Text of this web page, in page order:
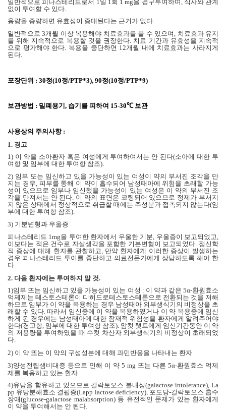
일반적으로 피나스테리드로서 1 일 1 회 1 mg을 경구투여하며 식사와 관계
없이 투여할 수 있다
용량을 증량하면 유효성이 증대된다는 근거가 없다.
일반적으로 3개월 이상 복용해야 치료효과를 볼 수 있으며
치료효과 유지
를 위해 지속적으로 복용할 것을 권장한다 치료 기간과 유효성을 지속적
으로 평가해야 한다 복용을 중단하면 12개월 내에 치료효과는 사라지게
된다
포장단위 : 30정(10정/PTP*3), 90정(10정/PTP*9)
보관방법 : 밀폐용기 , 습기를 피하여 15-30℃ 보관
사용상의 주의사항:
1. 경고
1) 이 약을 소아환자 혹은 여성에게 투여하여서는 안 된다(소아에 대한 투
여항 및 임부에 대한 투여항 참조).
2) 임부 또는 임신하고 있을 가능성이 있는 여성이 약의 부서진 조각을 만
지는 경우 피부를 통해 이 약이 흡수되어 남성태아에 위험을 초래할 가능
성이 있으므로 임부나 임신했을 가능성이 있는 여성은 이 약의 부서진 조
각을 만져서는 안 된다 이 약의 표면은 코팅되어 있으므로 정제가 부서지
지 않은 상태에서 정상적으로 취급할 때에는 주성분과 접촉되지 않는다(임
부에 대한 투여항 참조).
3) 기분변형과 우울증
피나스테리드 1mg을 투여한 환자에서 우울한 기분, 우울증이 보고되었고,
이보다는 적은 건수로 자살생각을 포함한 기분변형이 보고되었다. 정신학
적 증상에 대해 환자를 관찰하고, 만약 환자에게 이러한 증상이 발생하는
경우 피나스테리드 투여를 중단하고 의료전문가에게 상담하도록 해야 한
다.
2. 다음 환자에는 투여하지 말 것.
1)임부 또는 임신하고 있을 가능성이 있는 여성 : 이 약과 같은 5α-환원효소
억제제는 테스토스테론이 디히드로테스토스테론으로 전환되는 것을 저해
하므로 임부가 이 약을 복용하는 경우 남성태아 외부생식기의 비정상을 초
래할 수 있다.따라서 임신중에 이 약을 복용하였거나 이 약 복용중에 임신
하게 된 경우에는 남성태아에 대한 잠재적 위험성을 환자에게 알려주어야
한다(경고항, 임부에 대한 투여항 참조). 암컷 랫트에게 임신기간동안 이 약
의 저용량을 투여하였을 때 수컷 차산자 외부생식기의 비정상이 초래되었
다.
2) 이 약 또는 이 약의 구성성분에 대해 과민반응을 나타내는 환자
3)양성전립샘비대증 등으로 인해 이 약 5 mg 또는 다른 5α-환원효소 억제
제를 복용하고 있는 환자
4)유당을 함유하고 있으므로 갈락토오스 불내성(galactose intolerance), La
pp 유당분해효소 결핍증(Lapp lactose deficiency), 포도당-갈락토오스 흡수
장애(glucose-galactose malabsorption) 등 유전적인 문제가 있는 환자에게
이 약을 투여해서는 안 된다.